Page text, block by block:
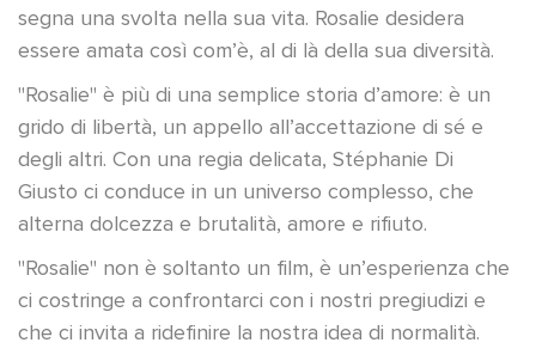
segna una svolta nella sua vita. Rosalie desidera
essere amata così com’è, al di là della sua diversità.
"Rosalie" è più di una semplice storia d’amore: è un
grido di libertà, un appello all’accettazione di sé e
degli altri. Con una regia delicata, Stéphanie Di
Giusto ci conduce in un universo complesso, che
alterna dolcezza e brutalità, amore e rifiuto.
"Rosalie" non è soltanto un film, è un’esperienza che
ci costringe a confrontarci con i nostri pregiudizi e
che ci invita a ridefinire la nostra idea di normalità.